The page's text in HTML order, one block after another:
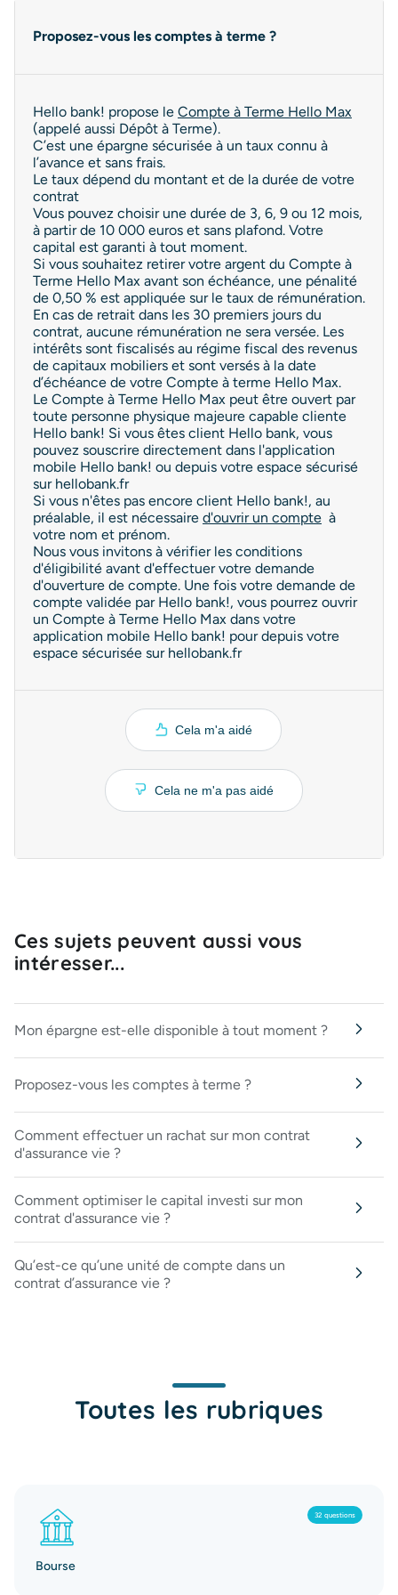
Proposez-vous les comptes à terme ?
Hello bank! propose le Compte à Terme Hello Max
(appelé aussi Dépôt à Terme).
C’est une épargne sécurisée à un taux connu à
l’avance et sans frais.
Le taux dépend du montant et de la durée de votre
contrat
Vous pouvez choisir une durée de 3, 6, 9 ou 12 mois,
à partir de 10 000 euros et sans plafond. Votre
capital est garanti à tout moment.
Si vous souhaitez retirer votre argent du Compte à
Terme Hello Max avant son échéance, une pénalité
de 0,50 % est appliquée sur le taux de rémunération.
En cas de retrait dans les 30 premiers jours du
contrat, aucune rémunération ne sera versée. Les
intérêts sont fiscalisés au régime fiscal des revenus
de capitaux mobiliers et sont versés à la date
d’échéance de votre Compte à terme Hello Max.
Le Compte à Terme Hello Max peut être ouvert par
toute personne physique majeure capable cliente
Hello bank! Si vous êtes client Hello bank, vous
pouvez souscrire directement dans l'application
mobile Hello bank! ou depuis votre espace sécurisé
sur hellobank.fr
Si vous n'êtes pas encore client Hello bank!, au
préalable, il est nécessaire d'ouvrir un compte à
votre nom et prénom.
Nous vous invitons à vérifier les conditions
d'éligibilité avant d'effectuer votre demande
d'ouverture de compte. Une fois votre demande de
compte validée par Hello bank!, vous pourrez ouvrir
un Compte à Terme Hello Max dans votre
application mobile Hello bank! pour depuis votre
espace sécurisée sur hellobank.fr
Cela m'a aidé
Cela ne m'a pas aidé
Ces sujets peuvent aussi vous
intéresser...
Mon épargne est-elle disponible à tout moment ?
Proposez-vous les comptes à terme ?
Comment effectuer un rachat sur mon contrat
d'assurance vie ?
Comment optimiser le capital investi sur mon
contrat d'assurance vie ?
Qu’est-ce qu’une unité de compte dans un
contrat d’assurance vie ?
Toutes les rubriques
32 questions
Bourse